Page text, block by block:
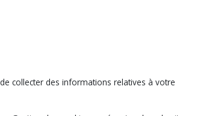
collecter des informations relatives à votre